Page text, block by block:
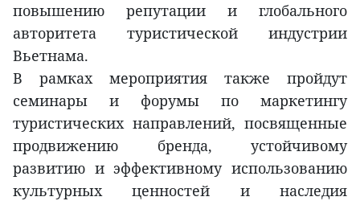
повышению репутации и глобального
авторитета туристической индустрии
Вьетнама.
В рамках мероприятия также пройдут
семинары и форумы по маркетингу
туристических направлений, посвященные
продвижению бренда, устойчивому
развитию и эффективному использованию
культурных ценностей и наследия